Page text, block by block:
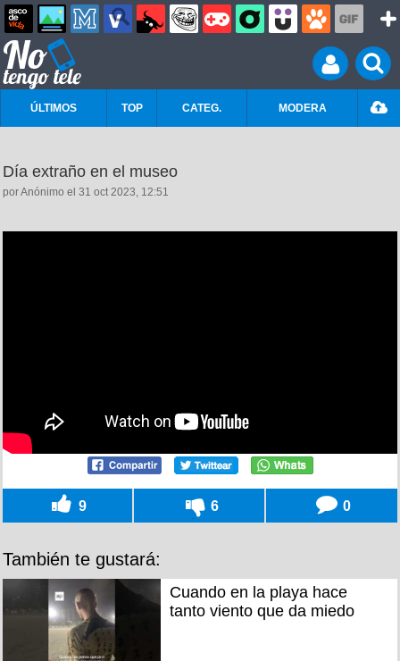
ÚLTIMOS TOP CATEG. MODERA
Día extraño en el museo
por Anónimo el 31 oct 2023, 12:51
9 6 0
También te gustará:
Cuando en la playa hace
tanto viento que da miedo